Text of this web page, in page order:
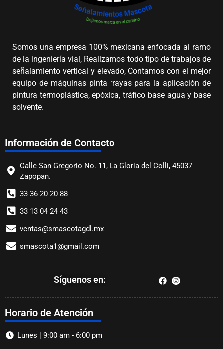
Somos una empresa 100% mexicana enfocada al ramo
de la ingeniería vial, Realizamos todo tipo de trabajos de
señalamiento vertical y elevado, Contamos con el mejor
equipo de máquinas pinta rrayas para la aplicación de
pintura termoplástica, epóxica, tráfico base agua y base
solvente.
Información de Contacto
Calle San Gregorio No. 11, La Gloria del Colli, 45037
Zapopan.
33 36 20 20 88
33 13 04 24 43
ventas@smascotagdl.mx
smascota1@gmail.com
Síguenos en:
Horario de Atención
Lunes | 9:00 am - 6:00 pm